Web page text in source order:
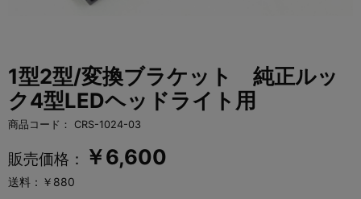
1型2型/変換ブラケット 純正ルッ
ク4型LEDヘッドライト用
商品コード： CRS-1024-03
販売価格： ￥6,600
送料：￥880